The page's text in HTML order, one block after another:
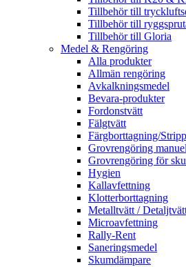
Tillbehör till
Tillbehör till
Tillbehör till Gloria
Medel & Rengöring
Alla produkter
Allmän rengöring
Avkalkningsmedel
Bevara-produkter
Fordonstvätt
Fälgtvätt
Färgborttagning/
Grovrengöring
Grovrengöring för
Hygien
Kallavfettning
Klotterborttagning
Metalltvätt /
Microavfettning
Rally-Rent
Saneringsmedel
Skumdämpare